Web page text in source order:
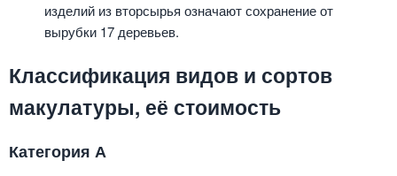
изделий из вторсырья означают сохранение от
вырубки 17 деревьев.
Классификация видов и сортов
макулатуры, её стоимость
Категория А